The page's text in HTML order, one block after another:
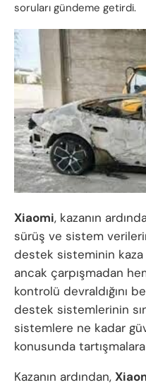
soruları gündeme getirdi.
Xiaomi, kazanın
sürüş ve sistem
destek sisteminin
ancak çarpışmadan
kontrolü devraldığını
destek sistemlerinin
sistemlere ne kadar
konusunda
Kazanın ardından,